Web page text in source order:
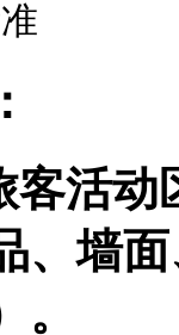
客活动
、墙